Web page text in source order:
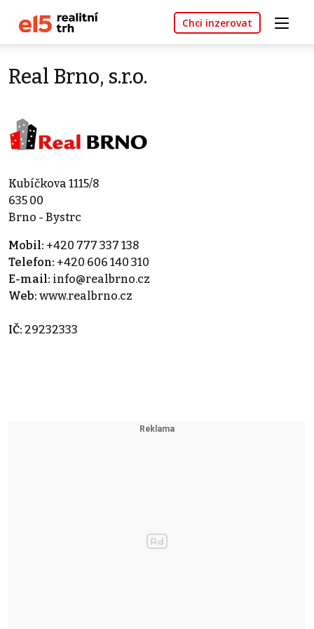
Chci inzerovat
Real Brno, s.r.o.
Kubíčkova 1115/8
635 00
Brno - Bystrc
Mobil: +420 777 337 138
Telefon: +420 606 140 310
E-mail: info@realbrno.cz
Web: www.realbrno.cz
IČ: 29232333